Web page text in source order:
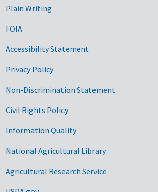
Plain Writing
FOIA
Accessibility Statement
Privacy Policy
Non-Discrimination Statement
Civil Rights Policy
Information Quality
National Agricultural Library
Agricultural Research Service